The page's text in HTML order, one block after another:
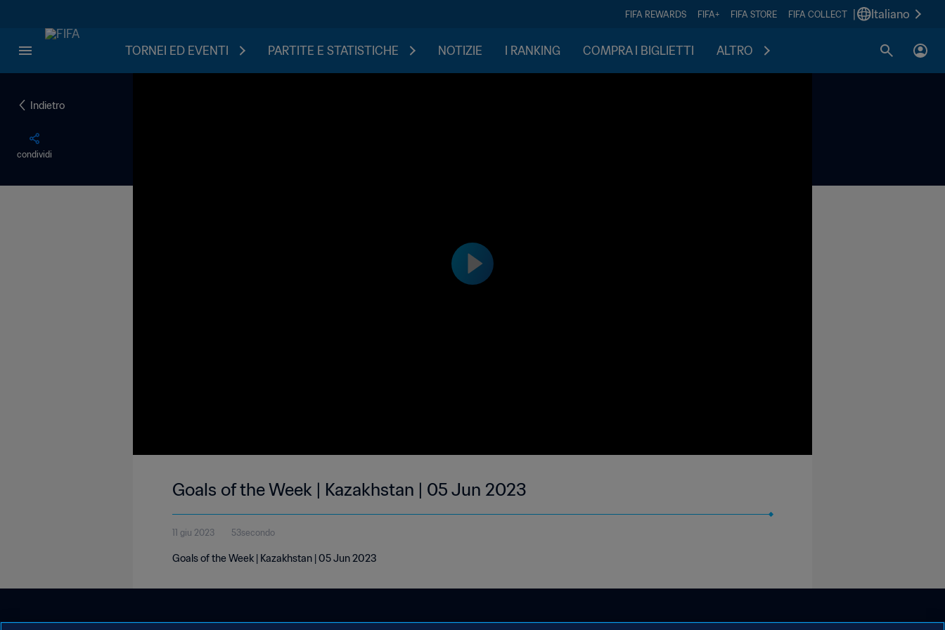
FIFA REWARDS FIFA+ FIFA STORE FIFA COLLECT Italiano
TORNEI ED EVENTI PARTITE E STATISTICHE NOTIZIE I RANKING COMPRA I BIGLIETTI ALTRO
Indietro
condividi
Goals of the Week | Kazakhstan | 05 Jun 2023
11 giu 2023 53secondo
Goals of the Week | Kazakhstan | 05 Jun 2023